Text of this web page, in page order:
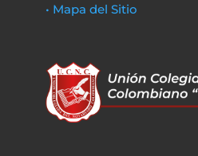
• Mapa del Sitio